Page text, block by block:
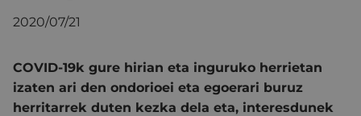
2020/07/21
COVID-19k gure hirian eta inguruko herrietan
izaten ari den ondorioei eta egoerari buruz
herritarrek duten kezka dela eta, interesdunek